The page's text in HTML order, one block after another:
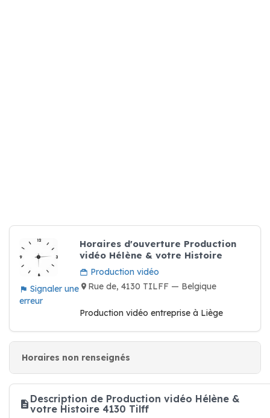
Signaler une
erreur
Horaires d'ouverture Production
vidéo Hélène & votre Histoire
Production vidéo
Rue de, 4130 TILFF — Belgique
Production vidéo entreprise à Liège
Horaires non renseignés
Description de Production vidéo Hélène &
votre Histoire 4130 Tilff